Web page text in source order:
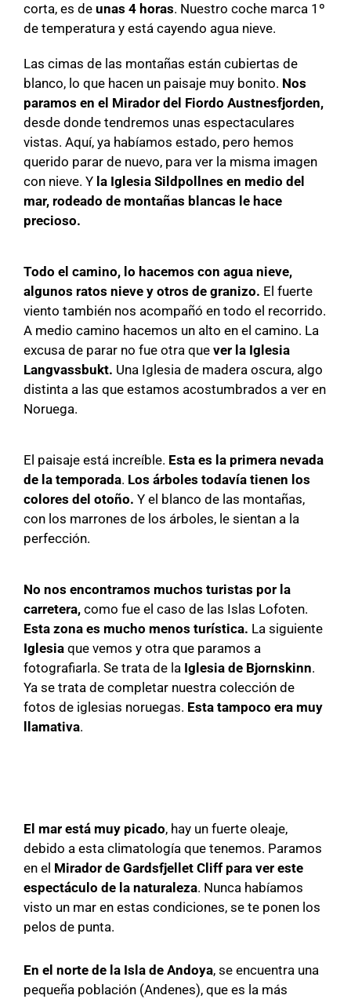
corta, es de unas 4 horas. Nuestro coche marca 1º
de temperatura y está cayendo agua nieve.
Las cimas de las montañas están cubiertas de
blanco, lo que hacen un paisaje muy bonito. Nos
paramos en el Mirador del Fiordo Austnesfjorden,
desde donde tendremos unas espectaculares
vistas. Aquí, ya habíamos estado, pero hemos
querido parar de nuevo, para ver la misma imagen
con nieve. Y la Iglesia Sildpollnes en medio del
mar, rodeado de montañas blancas le hace
precioso.
Todo el camino, lo hacemos con agua nieve,
algunos ratos nieve y otros de granizo. El fuerte
viento también nos acompañó en todo el recorrido.
A medio camino hacemos un alto en el camino. La
excusa de parar no fue otra que ver la Iglesia
Langvassbukt. Una Iglesia de madera oscura, algo
distinta a las que estamos acostumbrados a ver en
Noruega.
El paisaje está increíble. Esta es la primera nevada
de la temporada. Los árboles todavía tienen los
colores del otoño. Y el blanco de las montañas,
con los marrones de los árboles, le sientan a la
perfección.
No nos encontramos muchos turistas por la
carretera,como fue el caso de las Islas Lofoten.
Esta zona es mucho menos turística. La siguiente
Iglesiaque vemos y otra que paramos a
fotografiarla. Se trata de la Iglesia de Bjornskinn.
Ya se trata de completar nuestra colección de
fotos de iglesias noruegas. Esta tampoco era muy
llamativa.
El mar está muy picado, hay un fuerte oleaje,
debido a esta climatología que tenemos. Paramos
en el Mirador de Gardsfjellet Cliff para ver este
espectáculo de la naturaleza. Nunca habíamos
visto un mar en estas condiciones, se te ponen los
pelos de punta.
En el norte de la Isla de Andoya, se encuentra una
pequeña población (Andenes), que es la más